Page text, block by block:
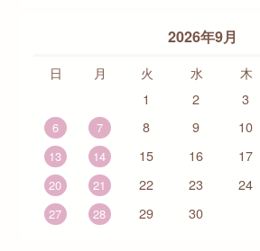
2026年9月
日 月 火 水 木
1
2 3
6 7 8 9 10
13 14 15 16 17
20 21 22 23 24
27 28 29 30